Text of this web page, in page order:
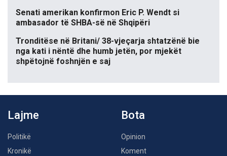
Senati amerikan konfirmon Eric P. Wendt si
ambasador të SHBA-së në Shqipëri
Tronditëse në Britani/ 38-vjeçarja shtatzënë bie
nga kati i nëntë dhe humb jetën, por mjekët
shpëtojnë foshnjën e saj
Lajme
Politikë
Kronikë
Bota
Opinion
Koment